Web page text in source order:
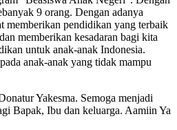
9 orang. Dengan adanya
memberikan pendidikan yang terbaik
memberikan kesadaran bagi kita
untuk anak-anak Indonesia.
anak-anak yang tidak mampu
Yakesma. Semoga menjadi
Bapak, Ibu dan keluarga. Aamiin Ya